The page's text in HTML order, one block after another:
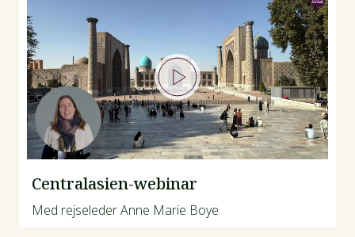
Centralasien-webinar
Med rejseleder Anne Marie Boye